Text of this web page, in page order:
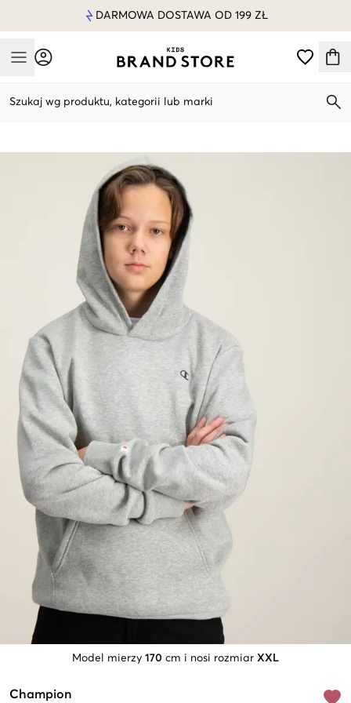
DARMOWA DOSTAWA OD 199 ZŁ
Mobile Menu
Szukaj wg produktu, kategorii lub marki
Model mierzy 170 cm i nosi rozmiar XXL
Champion